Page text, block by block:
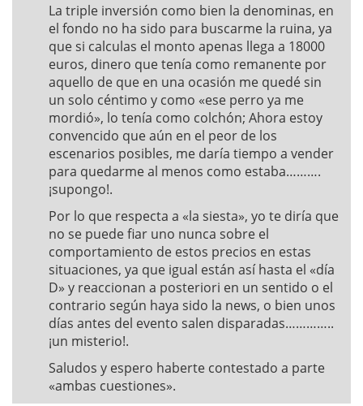
La triple inversión como bien la denominas, en
el fondo no ha sido para buscarme la ruina, ya
que si calculas el monto apenas llega a 18000
euros, dinero que tenía como remanente por
aquello de que en una ocasión me quedé sin
un solo céntimo y como «ese perro ya me
mordió», lo tenía como colchón; Ahora estoy
convencido que aún en el peor de los
escenarios posibles, me daría tiempo a vender
para quedarme al menos como estaba……….
¡supongo!.
Por lo que respecta a «la siesta», yo te diría que
no se puede fiar uno nunca sobre el
comportamiento de estos precios en estas
situaciones, ya que igual están así hasta el «día
D» y reaccionan a posteriori en un sentido o el
contrario según haya sido la news, o bien unos
días antes del evento salen disparadas…………..
¡un misterio!.
Saludos y espero haberte contestado a parte
«ambas cuestiones».